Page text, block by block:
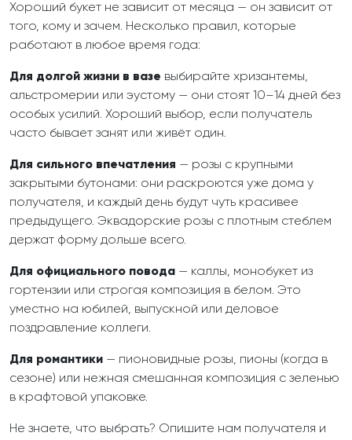
Хороший букет не зависит от месяца — он зависит от
того, кому и зачем. Несколько правил, которые
работают в любое время года:
Для долгой жизни в вазе выбирайте хризантемы,
альстромерии или эустому — они стоят 10–14 дней без
особых усилий. Хороший выбор, если получатель
часто бывает занят или живёт один.
Для сильного впечатления — розы с крупными
закрытыми бутонами: они раскроются уже дома у
получателя, и каждый день будут чуть красивее
предыдущего. Эквадорские розы с плотным стеблем
держат форму дольше всего.
Для официального повода — каллы, монобукет из
гортензии или строгая композиция в белом. Это
уместно на юбилей, выпускной или деловое
поздравление коллеги.
Для романтики — пионовидные розы, пионы (когда в
сезоне) или нежная смешанная композиция с зеленью
в крафтовой упаковке.
Не знаете, что выбрать? Опишите нам получателя и